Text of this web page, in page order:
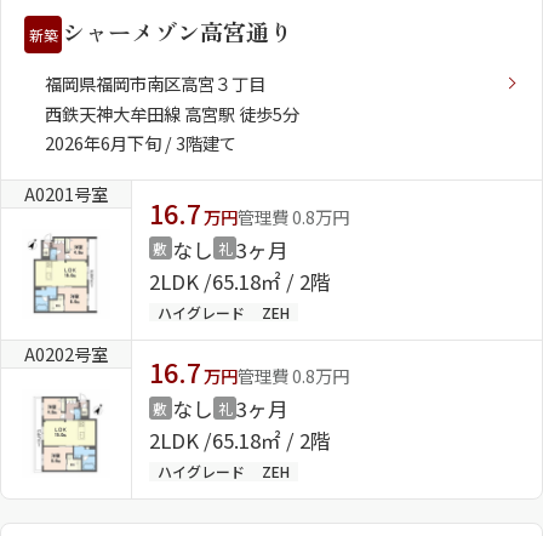
新築 シャーメゾン高宮通り
福岡県福岡市南区高宮３丁目
西鉄天神大牟田線 高宮駅 徒歩5分
2026年6月下旬 / 3階建て
A0201号室
16.7万円管理費 0.8万円
敷 なし 礼 3ヶ月
2LDK 65.18㎡ / 2階
ハイグレード ZEH
A0202号室
16.7万円管理費 0.8万円
敷 なし 礼 3ヶ月
2LDK 65.18㎡ / 2階
ハイグレード ZEH